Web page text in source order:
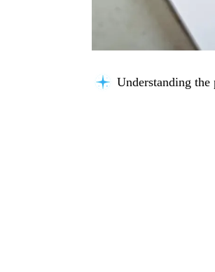
Understanding the